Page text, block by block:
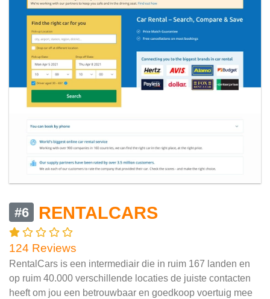
#6 RENTALCARS
124 Reviews
RentalCars is een intermediair die in ruim 167 landen en
op ruim 40.000 verschillende locaties de juiste contacten
heeft om jou een betrouwbaar en goedkoop voertuig mee